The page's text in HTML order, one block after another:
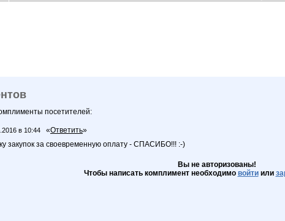
посетителей:
в 10:44 «Ответить»
закупок за своевременную оплату - СПАСИБО!!! :-)
Вы не авторизованы!
Чтобы написать комплимент необходимо войтиили